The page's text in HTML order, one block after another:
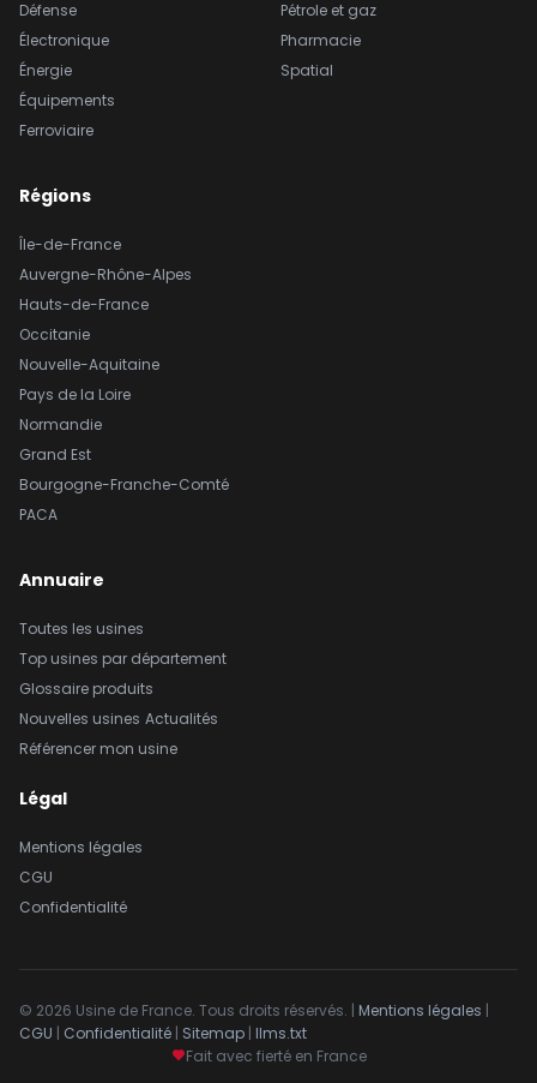
Défense
Électronique
Énergie
Équipements
Ferroviaire
Pétrole et gaz
Pharmacie
Spatial
Régions
Île-de-France
Auvergne-Rhône-Alpes
Hauts-de-France
Occitanie
Nouvelle-Aquitaine
Pays de la Loire
Normandie
Grand Est
Bourgogne-Franche-Comté
PACA
Annuaire
Toutes les usines
Top usines par département
Glossaire produits
Nouvelles usines Actualités
Référencer mon usine
Légal
Mentions légales
CGU
Confidentialité
© 2026 Usine de France. Tous droits réservés. | Mentions légales |
CGU | Confidentialité | Sitemap | llms.txt
Fait avec fierté en France